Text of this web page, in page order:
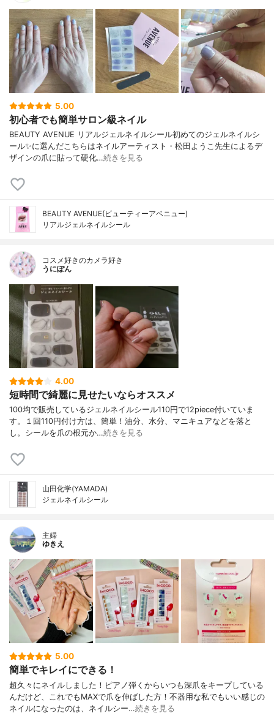
5.00
初心者でも簡単サロン級ネイル
BEAUTY AVENUE リアルジェルネイルシール初めてのジェルネイルシ
ール✨に選んだこちらはネイルアーティスト・松田ようこ先生によるデ
ザインの爪に貼って硬化…続きを見る
BEAUTY AVENUE(ビューティーアベニュー)
リアルジェルネイルシール
コスメ好きのカメラ好き
うにぽん
4.00
短時間で綺麗に見せたいならオススメ
100均で販売しているジェルネイルシール110円で12piece付いていま
す。１回110円付け方は、簡単！油分、水分、マニキュアなどを落と
し。シールを爪の根元か…続きを見る
山田化学(YAMADA)
ジェルネイルシール
主婦
ゆきえ
5.00
簡単でキレイにできる！
超久々にネイルしました！ピアノ弾くからいつも深爪をキープしている
んだけど、これでもMAXで爪を伸ばした方！不器用な私でもいい感じの
ネイルになったのは、ネイルシー…続きを見る